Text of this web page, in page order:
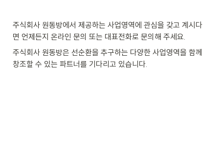
주식회사 원동방에서 제공하는 사업영역에 관심을 갖고 계시다
면 언제든지 온라인 문의 또는 대표전화로 문의해 주세요.
주식회사 원동방은 선순환을 추구하는 다양한 사업영역을 함께
창조할 수 있는 파트너를 기다리고 있습니다.